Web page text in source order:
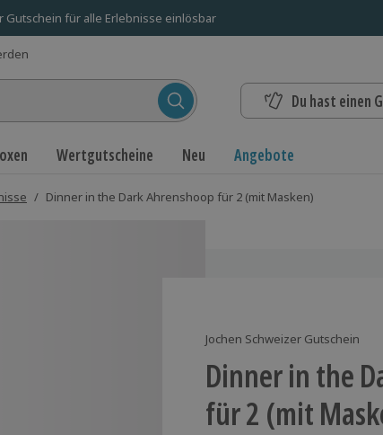
Gutschein für alle Erlebnisse einlösbar
Du hast einen
Wertgutscheine Neu Angebote
/ Dinner in the Dark Ahrenshoop für 2 (mit Masken)
Jochen Schweizer Gutschein
Dinner in the
für 2 (mit